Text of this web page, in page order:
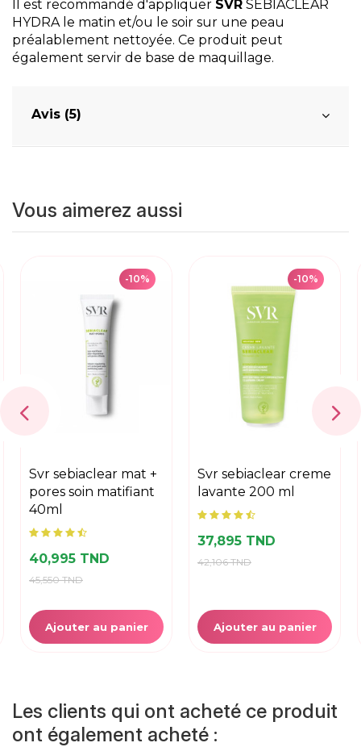
Il est recommandé d'appliquer SVR SEBIACLEAR
HYDRA le matin et/ou le soir sur une peau
préalablement nettoyée. Ce produit peut
également servir de base de maquillage.
Avis (5)
Vous aimerez aussi
-10%
svr sebiaclear mat +
pores soin matifiant
40ml
40,995 TND
45,550 TND
Ajouter au panier
-10%
svr sebiaclear creme
lavante 200 ml
37,895 TND
42,106 TND
Ajouter au panier
Les clients qui ont acheté ce produit
ont également acheté :